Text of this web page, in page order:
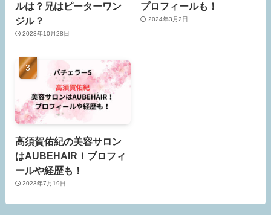
ルは？兄はピーターワン
ジル？
2023年10月28日
プロフィールも！
2024年3月2日
高須賀佑紀の美容サロン
はAUBEHAIR！プロフィ
ールや経歴も！
2023年7月19日